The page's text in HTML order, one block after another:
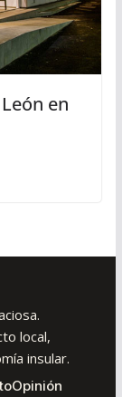
en
local,
insular.
Opinión